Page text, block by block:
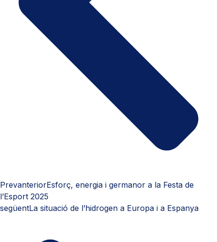
PrevanteriorEsforç, energia i germanor a la Festa de
l’Esport 2025
següentLa situació de l’hidrogen a Europa i a Espanya